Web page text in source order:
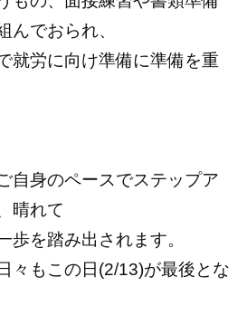
んでおられ、
就労に向け準備に準備を重
自身のペースでステップア
晴れて
歩を踏み出されます。
々もこの日(2/13)が最後とな